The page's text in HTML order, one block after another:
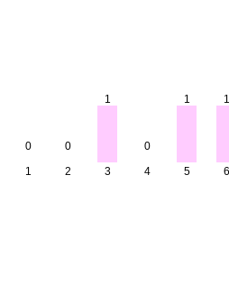
0
1
0
2
1
3
0
4
1
5
1
6